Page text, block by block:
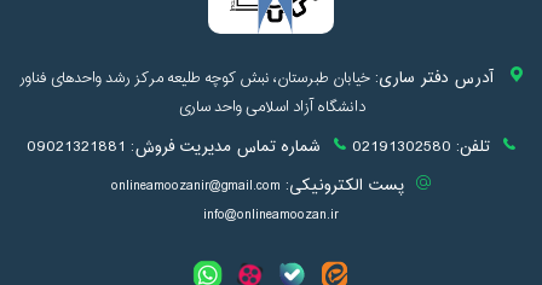
آدرس دفتر ساری:خیابان طبرستان، نبش کوچه طلیعه مرکز رشد واحدهای فناور
دانشگاه آزاد اسلامی واحد ساری
تلفن: 02191302580 شماره تماس مدیریت فروش: 09021321881
پست الکترونیکی: onlineamoozanir@gmail.com
info@onlineamoozan.ir